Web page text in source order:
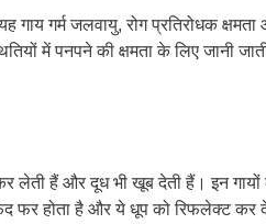
गाय गर्म जलवायु, रोग प्रतिरोधक
में पनपने की क्षमता के लिए जानी
लेती हैं और दूध भी खूब देती हैं। इन गायों
होता है और ये धूप को रिफलेक्ट कर